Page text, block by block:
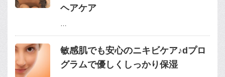
ヘアケア
…
敏感肌でも安心のニキビケア♪dプロ
グラムで優しくしっかり保湿